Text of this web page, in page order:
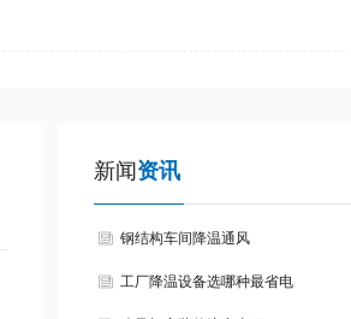
新闻 资讯
钢结构车间降温通风
工厂降温设备选哪种最省电